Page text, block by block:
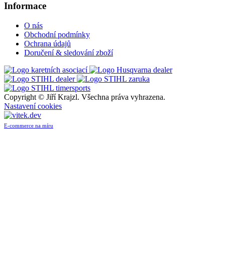
Informace
O nás
Obchodní podmínky
Ochrana údajů
Doručení & sledování zboží
Copyright © Jiří Krajzl. Všechna práva vyhrazena.
Nastavení cookies
E-commerce na míru